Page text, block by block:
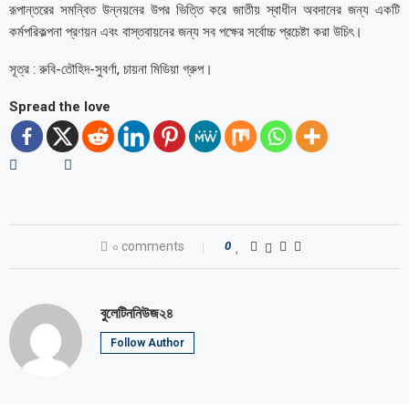
রূপান্তরের সমন্বিত উন্নয়নের উপর ভিত্তি করে জাতীয় স্বাধীন অবদানের জন্য একটি
কর্মপরিকল্পনা প্রণয়ন এবং বাস্তবায়নের জন্য সব পক্ষের সর্বোচ্চ প্রচেষ্টা করা উচিৎ।
সূত্র : রুবি-তৌহিদ-সুবর্ণা, চায়না মিডিয়া গ্রুপ।
Spread the love
০ comments 0
বুলেটিননিউজ২৪
Follow Author